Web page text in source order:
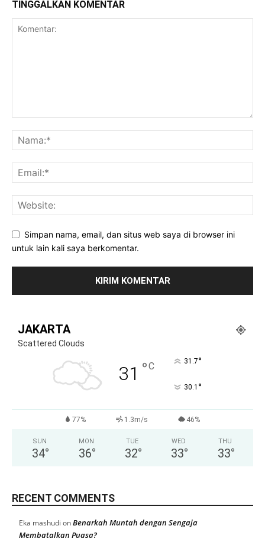
TINGGALKAN KOMENTAR
Simpan nama, email, dan situs web saya di browser ini
untuk lain kali saya berkomentar.
JAKARTA
Scattered Clouds
31 °C 31.7°
30.1 °
77% 1.3m/s 46%
SUN
34°
MON
36°
TUE
32°
WED
33°
THU
33°
RECENT COMMENTS
Eka mashudi onBenarkah Muntah dengan Sengaja
Membatalkan Puasa?